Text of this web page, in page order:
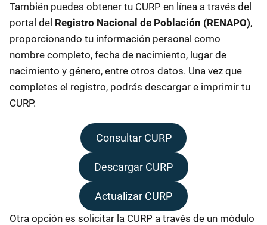
También puedes obtener tu CURP en línea a través del
portal del Registro Nacional de Población (RENAPO),
proporcionando tu información personal como
nombre completo, fecha de nacimiento, lugar de
nacimiento y género, entre otros datos. Una vez que
completes el registro, podrás descargar e imprimir tu
CURP.
Consultar CURP
Descargar CURP
Actualizar CURP
Otra opción es solicitar la CURP a través de un módulo